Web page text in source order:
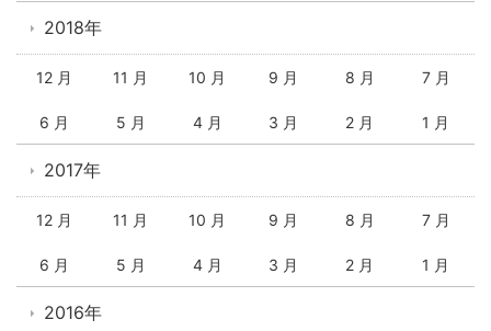
2018年
12 月 11 月 10 月 9 月 8 月 7 月
6 月 5 月 4 月 3 月 2 月 1 月
2017年
12 月 11 月 10 月 9 月 8 月 7 月
6 月 5 月 4 月 3 月 2 月 1 月
2016年